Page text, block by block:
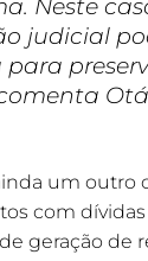
judicial
um outro
com
geração de